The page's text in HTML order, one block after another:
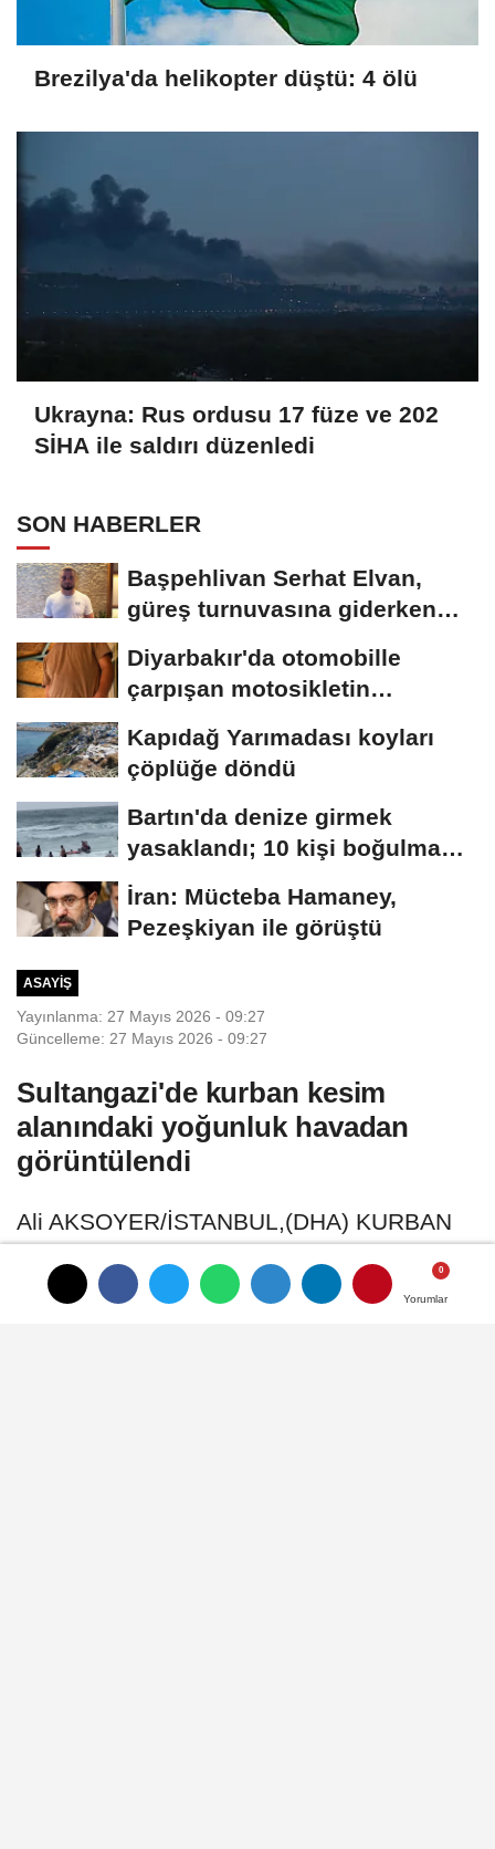
Yorumlar
Brezilya'da helikopter düştü: 4 ölü
Ukrayna: Rus ordusu 17 füze ve 202
SİHA ile saldırı düzenledi
SON HABERLER
Başpehlivan Serhat Elvan,
güreş turnuvasına giderken
Diyarbakır'da otomobille
çarpışan motosikletin
Kapıdağ Yarımadası koyları
çöplüğe döndü
Bartın'da denize girmek
yasaklandı; 10 kişi boğulma
tehlikesi...
İran: Mücteba Hamaney,
Pezeşkiyan ile görüştü
ASAYIŞ
Yayınlanma: 27 Mayıs 2026 - 09:27
Güncelleme: 27 Mayıs 2026 - 09:27
Sultangazi'de kurban kesim
alanındaki yoğunluk havadan
görüntülendi
Ali AKSOYER/İSTANBUL,(DHA) KURBAN
kesim için ayrılan alanlarda yoğunluk Yorumlar